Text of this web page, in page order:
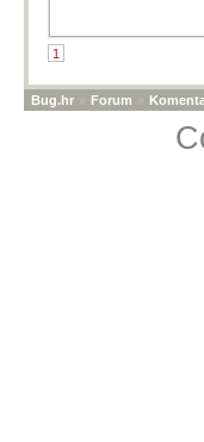
1
Bug.hr » Forum »